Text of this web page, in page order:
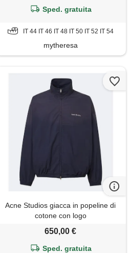
Sped. gratuita
IT 44 IT 46 IT 48 IT 50 IT 52 IT 54
mytheresa
Acne Studios giacca in popeline di
cotone con logo
650,00 €
Sped. gratuita